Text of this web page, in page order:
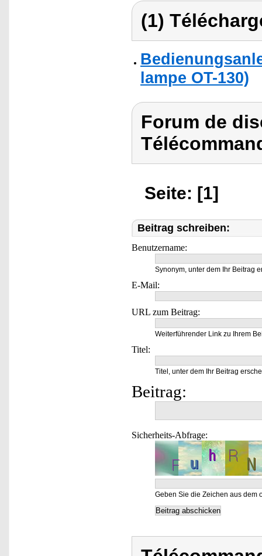
(1)
lampe OT-130)
Forum de
Seite: [1]
Beitrag schreiben:
Benutzername:
Synonym, unter dem Ihr Beitrag
E-Mail:
URL zum Beitrag:
Weiterführender Link zu Ihrem
Titel:
Titel, unter dem Ihr Beitrag
Beitrag:
Sicherheits-Abfrage:
Geben Sie die Zeichen aus dem